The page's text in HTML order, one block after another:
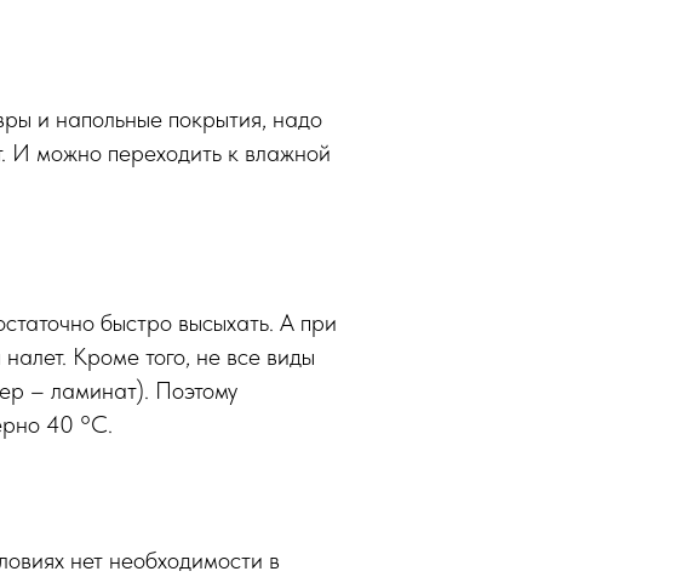
и напольные покрытия, надо
И можно переходить к влажной
быстро высыхать. А при
Кроме того, не все виды
– ламинат). Поэтому
40 °С.
нет необходимости в